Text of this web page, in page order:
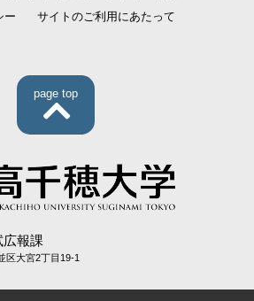
ー
サイトのご利用にあたって
page top
報課
大宮2丁目19-1